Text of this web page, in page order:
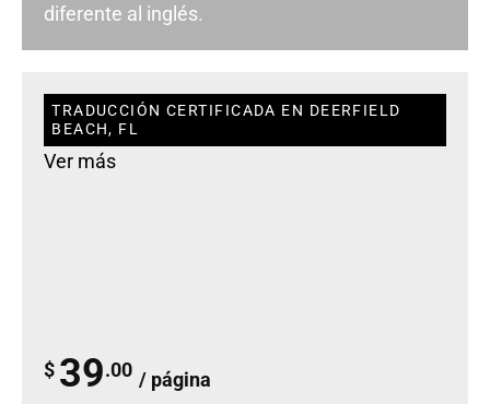
diferente al inglés.
TRADUCCIÓN CERTIFICADA EN DEERFIELD
BEACH, FL
Ver más
$ 39.00 / página